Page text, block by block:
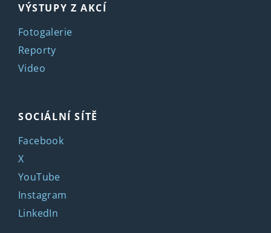
VÝSTUPY Z AKCÍ
Fotogalerie
Reporty
Video
SOCIÁLNÍ SÍTĚ
Facebook
X
YouTube
Instagram
LinkedIn